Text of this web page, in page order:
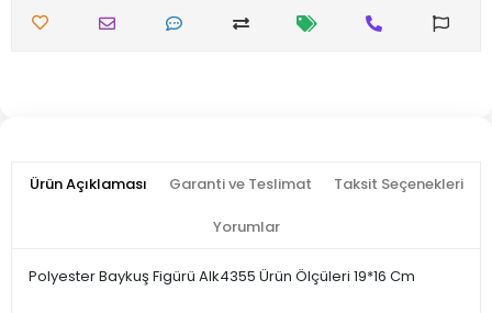
Ürün Açıklaması Garanti ve Teslimat Taksit Seçenekleri
Yorumlar
Polyester Baykuş Figürü Alk4355 Ürün Ölçüleri 19*16 Cm